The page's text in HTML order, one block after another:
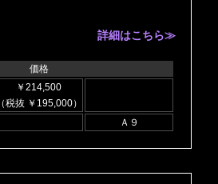
詳細はこちら≫
価格
￥214,500
（税抜 ￥195,000）
Ａ９